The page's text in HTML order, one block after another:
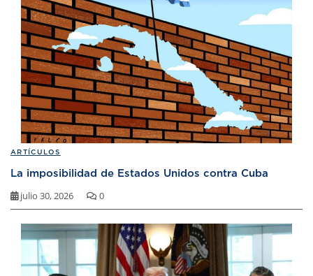
ARTÍCULOS
La imposibilidad de Estados Unidos contra Cuba
julio 30, 2026 0